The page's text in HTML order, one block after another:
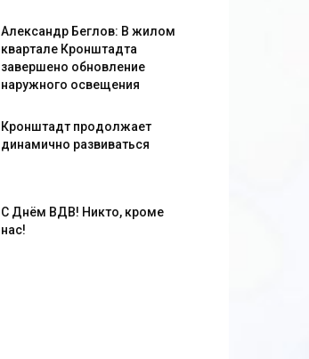
Александр Беглов: В жилом
квартале Кронштадта
завершено обновление
наружного освещения
Кронштадт продолжает
динамично развиваться
С Днём ВДВ! Никто, кроме
нас!